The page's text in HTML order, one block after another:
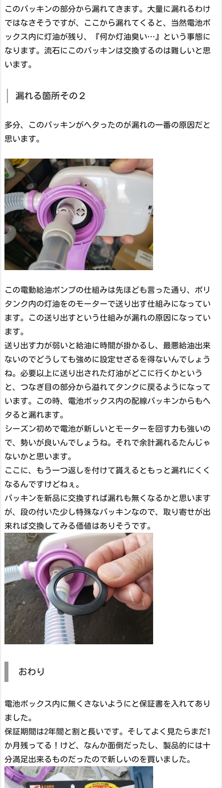
このパッキンの部分から漏れてきます。大量に漏れるわけ
ではなさそうですが、ここから漏れてくると、当然電池ボ
ックス内に灯油が残り、『何か灯油臭い…』という事態に
なります。流石にこのパッキンは交換するのは難しいと思
います。
漏れる箇所その２
多分、このパッキンがヘタったのが漏れの一番の原因だと
思います。
この電動給油ポンプの仕組みは先ほども言った通り、ポリ
タンク内の灯油をのモーターで送り出す仕組みになってい
ます。この送り出すという仕組みが漏れの原因になってい
ます。
送り出す力が弱いと給油に時間が掛かるし、最悪給油出来
ないのでどうしても強めに設定せざるを得ないんでしょう
ね。必要以上に送り出された灯油がどこに行くかという
と、つなぎ目の部分から溢れてタンクに戻るようになって
います。この時、電池ボックス内の配線パッキンからもヘ
タると漏れます。
シーズン初めで電池が新しいとモーターを回す力も強いの
で、勢いが良いんでしょうね。それで余計漏れるたんじゃ
ないかと思います。
ここに、もう一つ返しを付けて貰えるともっと漏れにくく
なるんですけどねぇ。
パッキンを新品に交換すれば漏れも無くなるかと思います
が、段の付いた少し特殊なパッキンなので、取り寄せが出
来れば交換してみる価値はありそうです。
おわり
電池ボックス内に無くさないようにと保証書を入れてあり
ました。
保証期間は2年間と割と長いです。そしてよく見たらまだ1
か月残ってる！けど、なんか面倒だったし、製品的には十
分満足出来るものだったので新しいのを買いました。